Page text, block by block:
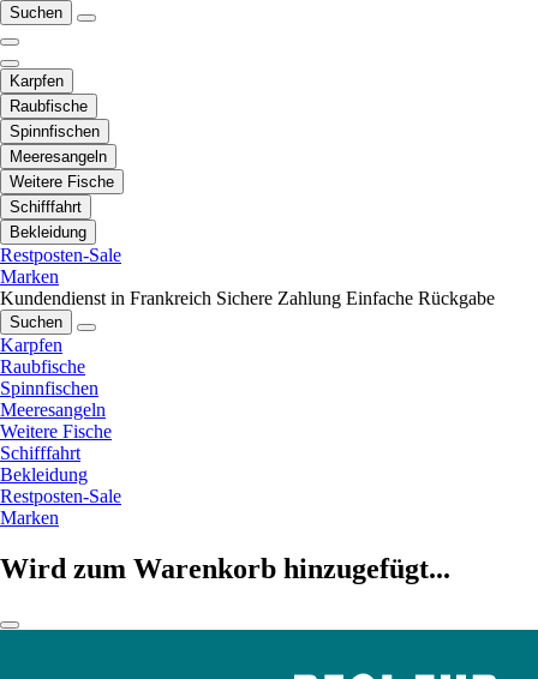
Suchen
Karpfen
Raubfische
Spinnfischen
Meeresangeln
Weitere Fische
Schifffahrt
Bekleidung
Restposten-Sale
Marken
Kundendienst in Frankreich Sichere Zahlung Einfache Rückgabe
Suchen
Karpfen
Raubfische
Spinnfischen
Meeresangeln
Weitere Fische
Schifffahrt
Bekleidung
Restposten-Sale
Marken
Wird zum Warenkorb hinzugefügt...